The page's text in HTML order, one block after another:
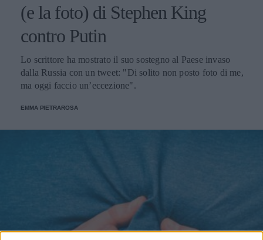
(e la foto) di Stephen King
contro Putin
Lo scrittore ha mostrato il suo sostegno al Paese invaso
dalla Russia con un tweet: "Di solito non posto foto di me,
ma oggi faccio un’eccezione".
EMMA PIETRAROSA